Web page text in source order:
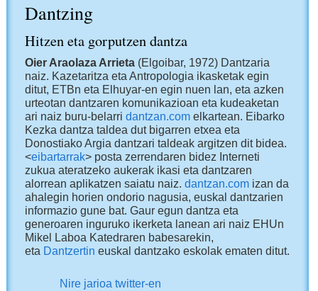
Dantzing
Hitzen eta gorputzen dantza
Oier Araolaza Arrieta (Elgoibar, 1972) Dantzaria
naiz. Kazetaritza eta Antropologia ikasketak egin
ditut, ETBn eta Elhuyar-en egin nuen lan, eta azken
urteotan dantzaren komunikazioan eta kudeaketan
ari naiz buru-belarridantzan.com elkartean. Eibarko
Kezka dantza taldea dut bigarren etxea eta
Donostiako Argia dantzari taldeak argitzen dit bidea.
<eibartarrak> posta zerrendaren bidez Interneti
zukua ateratzeko aukerak ikasi eta dantzaren
alorrean aplikatzen saiatu naiz.dantzan.com izan da
ahalegin horien ondorio nagusia, euskal dantzarien
informazio gune bat. Gaur egun dantza eta
generoaren inguruko ikerketa lanean ari naiz EHUn
Mikel Laboa Katedraren babesarekin,
eta Dantzertin euskal dantzako eskolak ematen ditut.
Nire jarioa twitter-en